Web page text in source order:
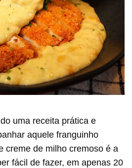
uma receita prática e
aquele franguinho
creme de milho cremoso é a
fácil de fazer, em apenas 20